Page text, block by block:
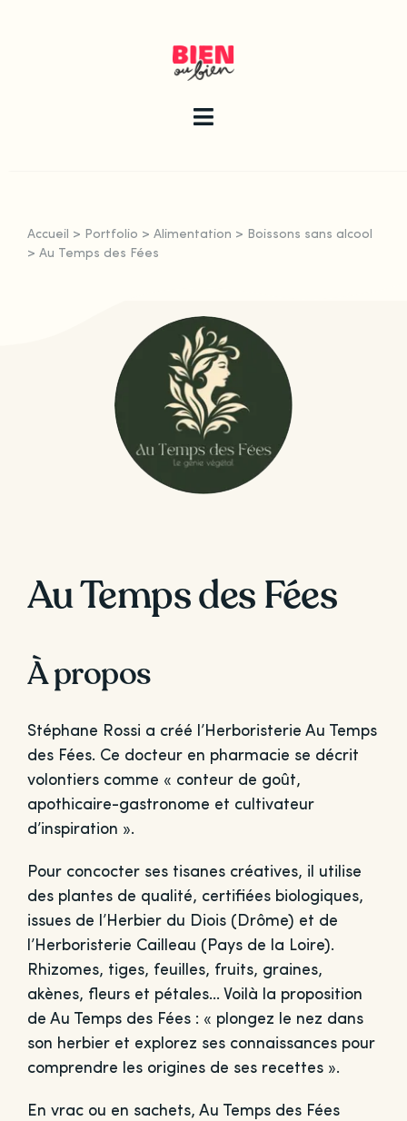
Toggle
Les articles
Qui sommes-nous ?
Accueil > Portfolio > Alimentation > Boissons sans alcool
> Au Temps des Fées
Au Temps des Fées
À propos
Stéphane Rossi a créé l’Herboristerie Au Temps
des Fées. Ce docteur en pharmacie se décrit
volontiers comme « conteur de goût,
apothicaire-gastronome et cultivateur
d’inspiration ».
Pour concocter ses tisanes créatives, il utilise
des plantes de qualité, certifiées biologiques,
issues de l’Herbier du Diois (Drôme) et de
l’Herboristerie Cailleau (Pays de la Loire).
Rhizomes, tiges, feuilles, fruits, graines,
akènes, fleurs et pétales… Voilà la proposition
de Au Temps des Fées : « plongez le nez dans
son herbier et explorez ses connaissances pour
comprendre les origines de ses recettes ».
En vrac ou en sachets, Au Temps des Fées